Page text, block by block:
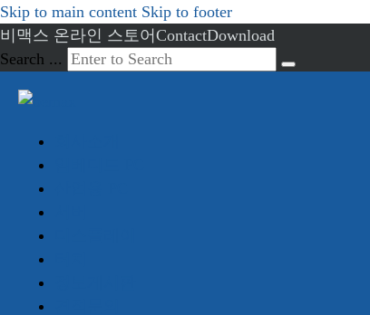
Skip to main content Skip to footer
비맥스 온라인 스토어 ContactDownload
Search ...